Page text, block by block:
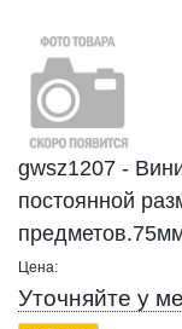
gwsz1207 -
постоянной
Цена:
Уточняйте у